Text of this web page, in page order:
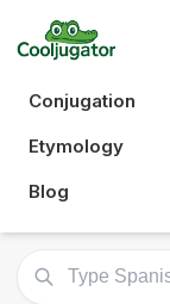
Conjugation
Etymology
Blog